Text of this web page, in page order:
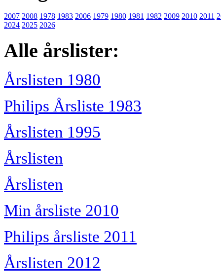
2007 2008 1978 1983 2006 1979 1980 1981 1982 2009 2010 2011
2024 2025 2026
Alle årslister:
Årslisten 1980
Philips Årsliste 1983
Årslisten 1995
Årslisten
Årslisten
Min årsliste 2010
Philips årsliste 2011
Årslisten 2012